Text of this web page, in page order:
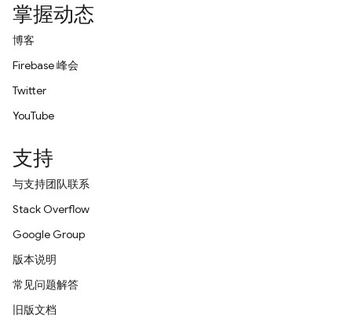
掌握动态
博客
Firebase 峰会
Twitter
YouTube
支持
与支持团队联系
Stack Overflow
Google Group
版本说明
常见问题解答
旧版文档